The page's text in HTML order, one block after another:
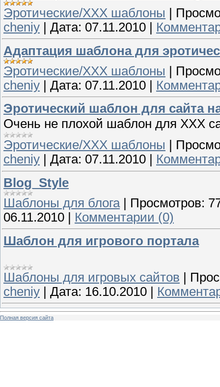
Эротические/ХХХ шаблоны
cheniy
Дата: 07.11.2010
Адаптация шаблона для
Эротические/ХХХ шаблоны |
cheniy | Дата: 07.11.2010 |
Эротический шаблон для сайта
Очень не плохой шаблон для ХХХ
Эротические/ХХХ шаблоны
cheniy
Дата: 07.11.2010
Blog_Style
Шаблоны для блога| Просмотров:
06.11.2010
Комментарии (0)
Шаблон для игрового портала
Шаблоны для игровых сайтов |
cheniy | Дата: 16.10.2010 |
Полная версия сайта